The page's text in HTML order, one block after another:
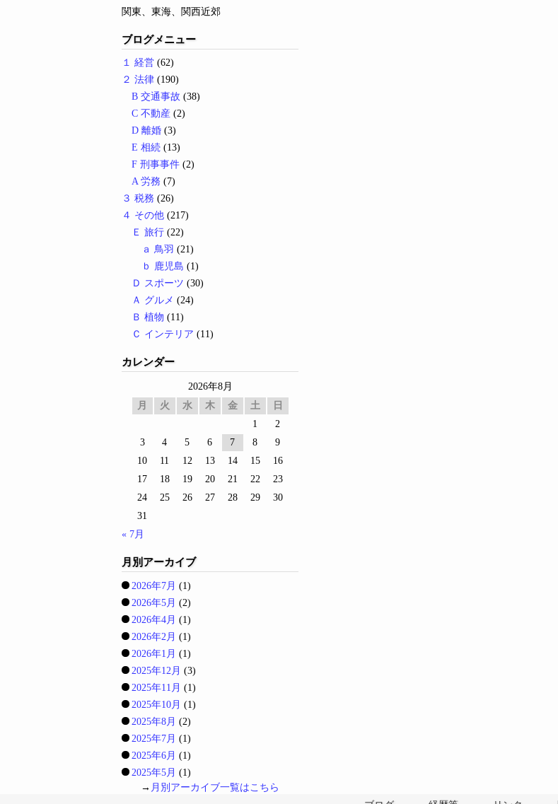
関東、東海、関西近郊
ブログメニュー
１ 経営 (62)
２ 法律 (190)
B 交通事故 (38)
C 不動産 (2)
D 離婚 (3)
E 相続 (13)
F 刑事事件 (2)
A 労務 (7)
３ 税務 (26)
４ その他 (217)
Ｅ 旅行 (22)
ａ 鳥羽 (21)
ｂ 鹿児島 (1)
Ｄ スポーツ (30)
Ａ グルメ (24)
Ｂ 植物 (11)
Ｃ インテリア (11)
カレンダー
2026年8月
月
火 水 木 金 土
日
1
2
3
4 5 6 7 8
9
10
11 12 13 14 15
16
17
18 19 20 21 22
23
24
25 26 27 28 29
30
31
« 7月
月別アーカイブ
2026年7月 (1)
2026年5月 (2)
2026年4月 (1)
2026年2月 (1)
2026年1月 (1)
2025年12月 (3)
2025年11月 (1)
2025年10月 (1)
2025年8月 (2)
2025年7月 (1)
2025年6月 (1)
2025年5月 (1)
→ 月別アーカイブ一覧はこちら